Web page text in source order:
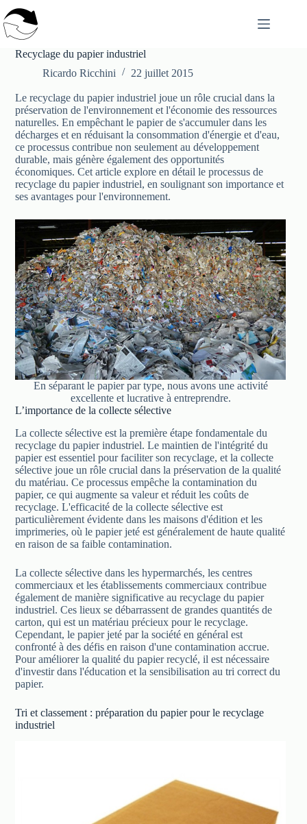
au
contenu
Recyclage du papier industriel
Ricardo Ricchini
22 juillet 2015
Le recyclage du papier industriel joue un rôle crucial dans la
préservation de l'environnement et l'économie des ressources
naturelles. En empêchant le papier de s'accumuler dans les
décharges et en réduisant la consommation d'énergie et d'eau,
ce processus contribue non seulement au développement
durable, mais génère également des opportunités
économiques. Cet article explore en détail le processus de
recyclage du papier industriel, en soulignant son importance et
ses avantages pour l'environnement.
En séparant le papier par type, nous avons une activité
excellente et lucrative à entreprendre.
L’importance de la collecte sélective
La collecte sélective est la première étape fondamentale du
recyclage du papier industriel. Le maintien de l'intégrité du
papier est essentiel pour faciliter son recyclage, et la collecte
sélective joue un rôle crucial dans la préservation de la qualité
du matériau. Ce processus empêche la contamination du
papier, ce qui augmente sa valeur et réduit les coûts de
recyclage. L'efficacité de la collecte sélective est
particulièrement évidente dans les maisons d'édition et les
imprimeries, où le papier jeté est généralement de haute qualité
en raison de sa faible contamination.
La collecte sélective dans les hypermarchés, les centres
commerciaux et les établissements commerciaux contribue
également de manière significative au recyclage du papier
industriel. Ces lieux se débarrassent de grandes quantités de
carton, qui est un matériau précieux pour le recyclage.
Cependant, le papier jeté par la société en général est
confronté à des défis en raison d'une contamination accrue.
Pour améliorer la qualité du papier recyclé, il est nécessaire
d'investir dans l'éducation et la sensibilisation au tri correct du
papier.
Tri et classement : préparation du papier pour le recyclage
industriel